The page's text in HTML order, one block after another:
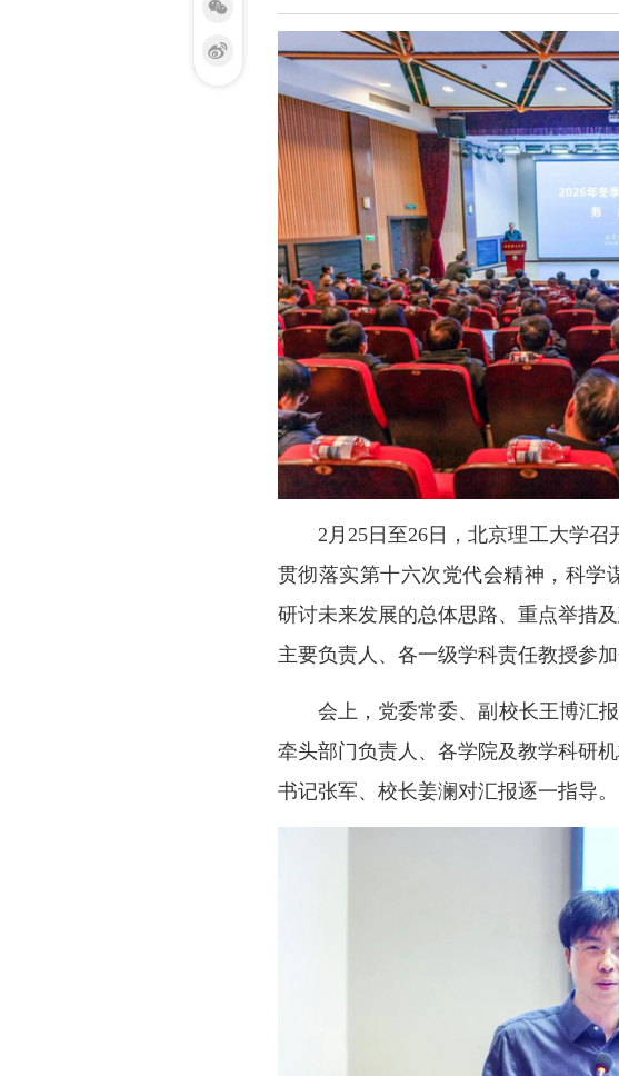
2月25日至26日，北京理工大学
贯彻落实第十六次党代会精神，科学
研讨未来发展的总体思路、重点举措
主要负责人、各一级学科责任教授参
会上，党委常委、副校长王博汇
牵头部门负责人、各学院及教学科研
书记张军、校长姜澜对汇报逐一指导。